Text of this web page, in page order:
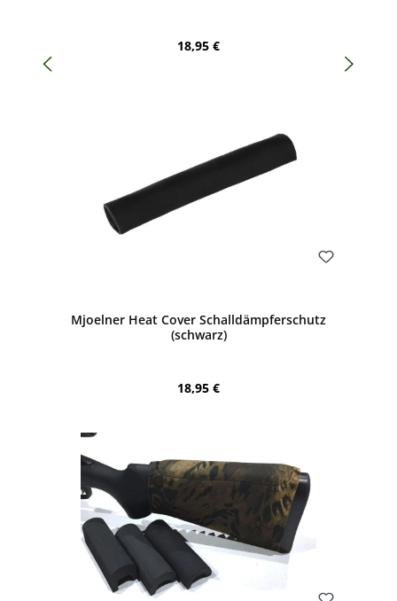
Regulärer Preis:
18,95 €
Mjoelner Heat Cover Schalldämpferschutz
(schwarz)
Regulärer Preis:
18,95 €